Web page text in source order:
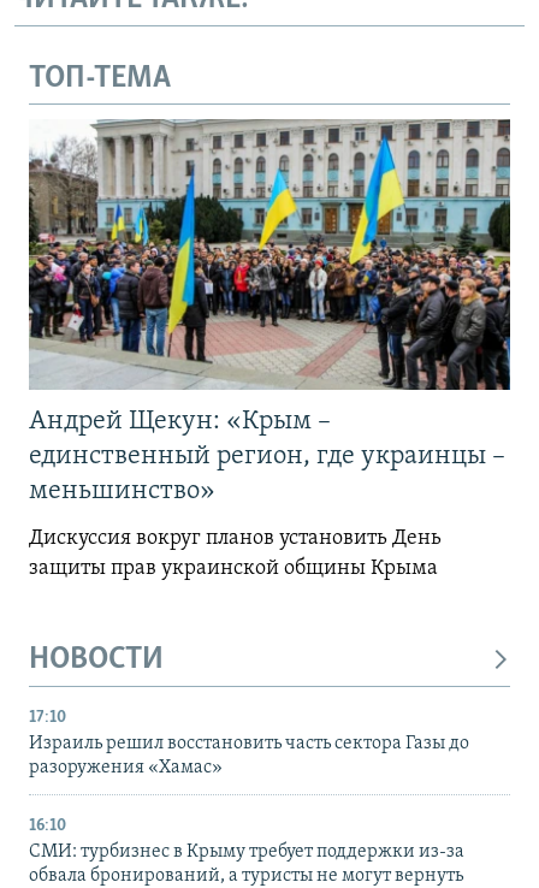
ТОП-ТЕМА
Андрей Щекун: «Крым –
единственный регион, где украинцы –
меньшинство»
Дискуссия вокруг планов установить День
защиты прав украинской общины Крыма
НОВОСТИ
17:10
Израиль решил восстановить часть сектора Газы до
разоружения «Хамас»
16:10
СМИ: турбизнес в Крыму требует поддержки из-за
обвала бронирований, а туристы не могут вернуть